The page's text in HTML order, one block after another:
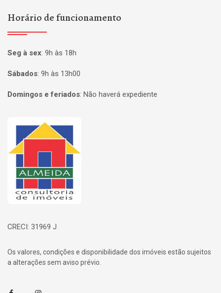
Horário de funcionamento
Seg à sex: 9h às 18h
Sábados: 9h às 13h00
Domingos e feriados: Não haverá expediente
Página inicial
CRECI: 31969 J
Os valores, condições e disponibilidade dos imóveis estão sujeitos
a alterações sem aviso prévio.